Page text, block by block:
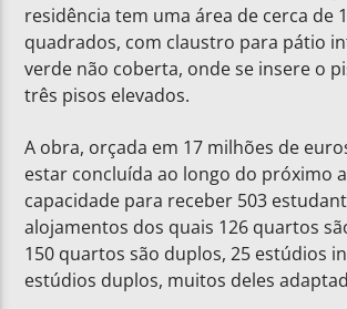
residência tem uma área de cerca de
quadrados, com claustro para pátio
verde não coberta, onde se insere o
três pisos elevados.
A obra, orçada em 17 milhões de
estar concluída ao longo do próximo
capacidade para receber 503
alojamentos dos quais 126 quartos
150 quartos são duplos, 25 estúdios
estúdios duplos, muitos deles